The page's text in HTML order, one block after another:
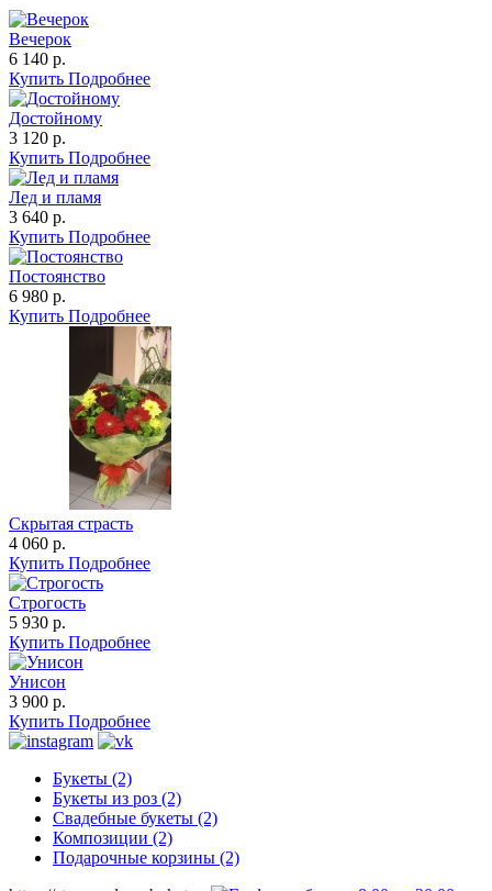
Вечерок
6 140 р.
Купить Подробнее
Достойному
3 120 р.
Купить Подробнее
Лед и пламя
3 640 р.
Купить Подробнее
Постоянство
6 980 р.
Купить Подробнее
Скрытая страсть
4 060 р.
Купить Подробнее
Строгость
5 930 р.
Купить Подробнее
Унисон
3 900 р.
Купить Подробнее
Букеты (2)
Букеты из роз (2)
Свадебные букеты (2)
Композиции (2)
Подарочные корзины (2)